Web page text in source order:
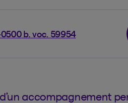
b. voc. 59954
accompagnement